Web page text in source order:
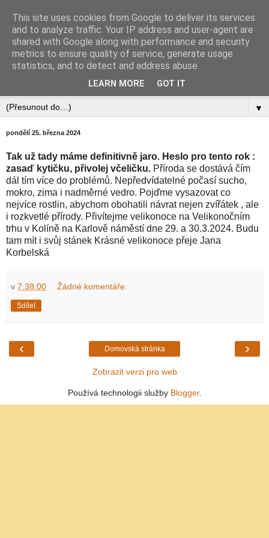
Zahradnictví Šlotava
▼
pondělí 25. března 2024
Tak už tady máme definitivně jaro. Heslo pro tento rok :
zasaď kytičku, přivolej včeličku. Příroda se dostává čím
dál tím více do problémů. Nepředvídatelné počasí sucho,
mokro, zima i nadměrné vedro. Pojďme vysazovat co
nejvíce rostlin, abychom obohatili návrat nejen zvířátek , ale
i rozkvetlé přírody. Přivítejme velikonoce na Velikonočním
trhu v Kolíně na Karlově náměstí dne 29. a 30.3.2024. Budu
tam mít i svůj stánek Krásné velikonoce přeje Jana
Korbelská
v 7:38:00 Žádné komentáře:
Sdílet
‹ ›
Domovská stránka
Zobrazit verzi pro web
Používá technologii služby Blogger.
This site uses cookies from Google to deliver its services
and to analyze traffic. Your IP address and user-agent are
shared with Google along with performance and security
metrics to ensure quality of service, generate usage
statistics, and to detect and address abuse.
LEARN MORE GOT IT